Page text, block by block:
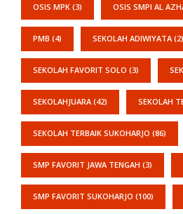
OSIS MPK (3) OSIS SMPI AL
PMB (4) SEKOLAH ADIWIYATA (2)
SEKOLAH FAVORIT SOLO (3)
SEKOLAHJUARA (42) SEKOLAH
SEKOLAH TERBAIK SUKOHARJO (86)
SMP FAVORIT JAWA TENGAH (3)
SMP FAVORIT SUKOHARJO (100)